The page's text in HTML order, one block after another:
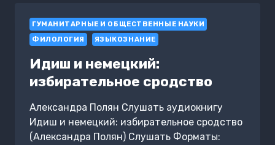
ТЫСЯЧЕЛЕТИЯ
ГУМАНИТАРНЫЕ И ОБЩЕСТВЕННЫЕ НАУКИ
ФИЛОЛОГИЯ
ЯЗЫКОЗНАНИЕ
Идиш и немецкий:
избирательное сродство
Александра Полян Слушать аудиокнигу
Идиш и немецкий: избирательное сродство
(Александра Полян) Слушать Форматы: